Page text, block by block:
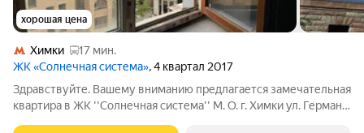
хорошая цена
Химки
17 мин.
ЖК «Солнечная система», 4 квартал 2017
Здравствуйте. Вашему вниманию предлагается замечательная
квартира в ЖК ''Солнечная система'' М. О. г. Химки ул. Германа